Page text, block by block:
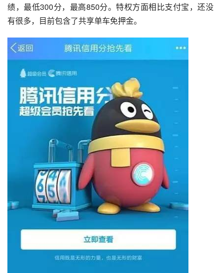
绩，最低300分，最高850分。特权方面相比支付宝，还没
有很多，目前包含了共享单车免押金。